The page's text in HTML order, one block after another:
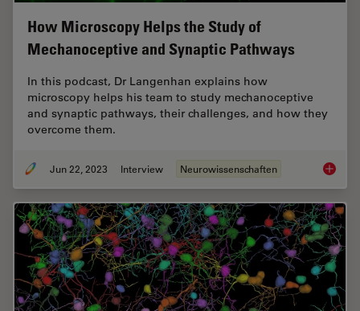
How Microscopy Helps the Study of
Mechanoceptive and Synaptic Pathways
In this podcast, Dr Langenhan explains how
microscopy helps his team to study mechanoceptive
and synaptic pathways, their challenges, and how they
overcome them.
Jun 22, 2023 Interview Neurowissenschaften How